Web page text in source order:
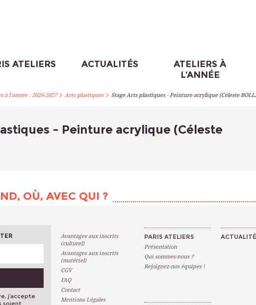
ATELIERS ACTUALITÉS
ATELIERS À
L’ANNÉE
à l’année : 2026-2027> Arts plastiques> Stage Arts plastiques - Peinture acrylique (Céleste
- Peinture acrylique (Céleste
OÙ, AVEC QUI ?
j’accepte
soient
Avantages aux inscrits
(culturel)
Avantages aux inscrits
(matériel)
CGV
FAQ
Contact
Mentions Légales
PARIS ATELIERS
Présentation
Qui sommes-nous ?
Rejoignez-nos équipes !